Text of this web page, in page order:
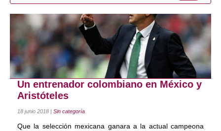
Conócenos
Servicios
Coaching Personal
Coaching Profesional
Coaching de Equipos
Un entrenador colombiano en México y
Aristóteles
18 junio 2018 | Sin categoría
Que la selección mexicana ganara a la actual campeona